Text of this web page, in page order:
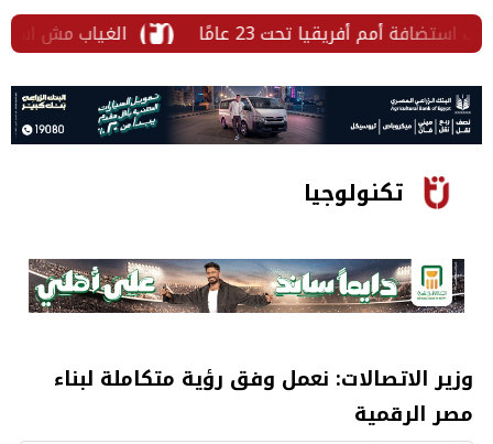
الغياب مش استقالة فورًا.. قانون أمم أفريقيا تحت 23 عامًا
تكنولوجيا
وزير الاتصالات: نعمل وفق رؤية متكاملة لبناء
مصر الرقمية